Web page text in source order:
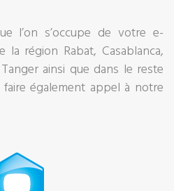
l’on s’occupe de votre e-
la région Rabat, Casablanca,
ainsi que dans le reste
également appel à notre